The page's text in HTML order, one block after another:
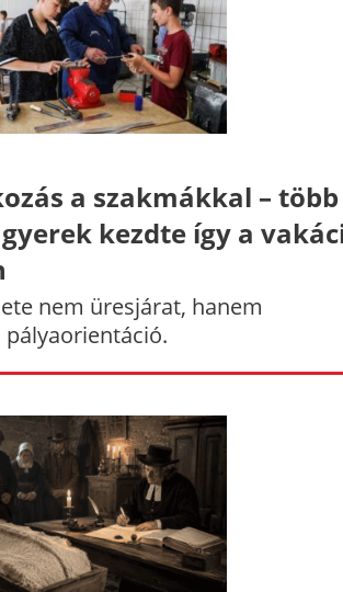
a szakmákkal – több
kezdte így a
nem üresjárat, hanem